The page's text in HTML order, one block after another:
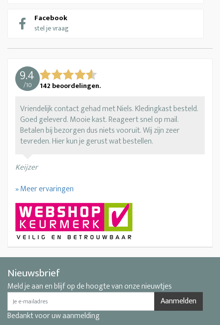
Facebook
stel je vraag
9.4
/10 142 beoordelingen.
Vriendelijk contact gehad met Niels. Kledingkast besteld.
Goed geleverd. Mooie kast. Reageert snel op mail.
Betalen bij bezorgen dus niets vooruit. Wij zijn zeer
tevreden. Hier kun je gerust wat bestellen.
Keijzer
» Meer ervaringen
Nieuwsbrief
Meld je aan en blijf op de hoogte van onze nieuwtjes
Aanmelden
Bedankt voor uw aanmelding